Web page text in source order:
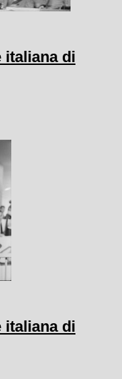
italiana di
italiana di